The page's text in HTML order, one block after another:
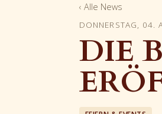
‹ Alle News
DONNERSTAG, 04.
DIE